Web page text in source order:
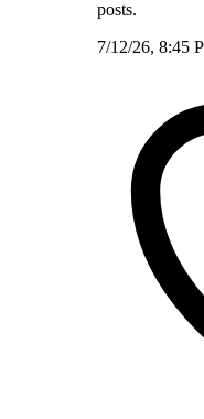
posts.
7/12/26, 8:45